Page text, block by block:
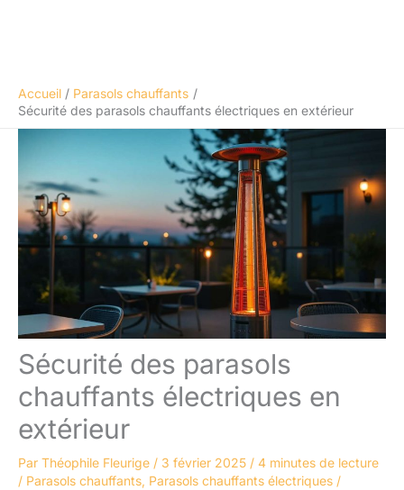
Accueil
Parasols chauffants
Sécurité des parasols chauffants électriques en extérieur
Sécurité des parasols
chauffants électriques en
extérieur
Par Théophile Fleurige / 3 février 2025 / 4 minutes de lecture
/ Parasols chauffants, Parasols chauffants électriques /